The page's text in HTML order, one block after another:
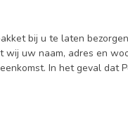
bij u te laten
uw naam, adres en
In het geval dat